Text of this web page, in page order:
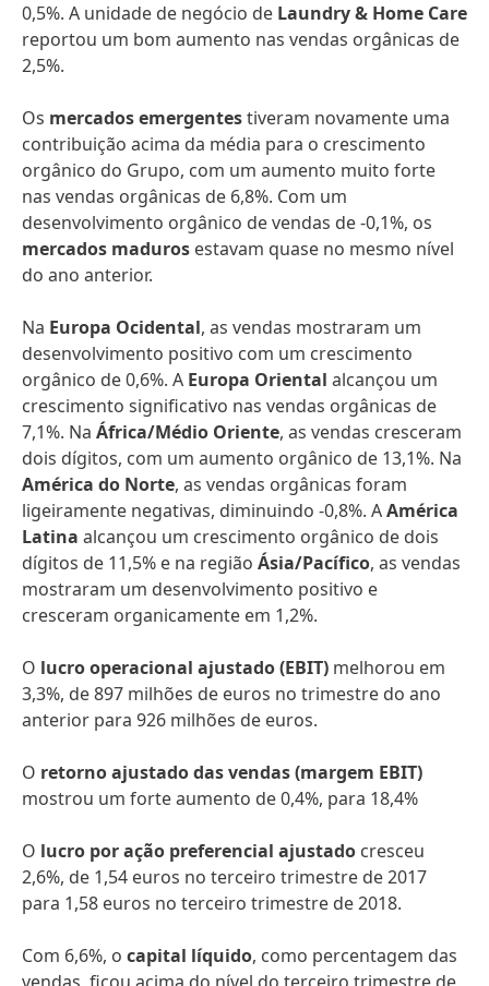
0,5%. A unidade de negócio de Laundry & Home Care
reportou um bom aumento nas vendas orgânicas de
2,5%.
Os mercados emergentestiveram novamente uma
contribuição acima da média para o crescimento
orgânico do Grupo, com um aumento muito forte
nas vendas orgânicas de 6,8%. Com um
desenvolvimento orgânico de vendas de -0,1%, os
mercados maduros estavam quase no mesmo nível
do ano anterior.
Na Europa Ocidental, as vendas mostraram um
desenvolvimento positivo com um crescimento
orgânico de 0,6%. A Europa Oriental alcançou um
crescimento significativo nas vendas orgânicas de
7,1%. Na África/Médio Oriente, as vendas cresceram
dois dígitos, com um aumento orgânico de 13,1%. Na
América do Norte, as vendas orgânicas foram
ligeiramente negativas, diminuindo -0,8%. AAmérica
Latina alcançou um crescimento orgânico de dois
dígitos de 11,5% e na região Ásia/Pacífico, as vendas
mostraram um desenvolvimento positivo e
cresceram organicamente em 1,2%.
O lucro operacional ajustado(EBIT) melhorou em
3,3%, de 897 milhões de euros no trimestre do ano
anterior para 926 milhões de euros.
O retorno ajustado das vendas(margem EBIT)
mostrou um forte aumento de 0,4%, para 18,4%
O lucro por ação preferencial ajustado cresceu
2,6%, de 1,54 euros no terceiro trimestre de 2017
para 1,58 euros no terceiro trimestre de 2018.
Com 6,6%, o capital líquido, como percentagem das